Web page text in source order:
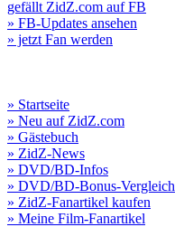
gefällt ZidZ.com auf FB
» FB-Updates ansehen
» jetzt Fan werden
» Startseite
» Neu auf ZidZ.com
» Gästebuch
» ZidZ-News
» DVD/BD-Infos
» DVD/BD-Bonus-Vergleich
» ZidZ-Fanartikel kaufen
» Meine Film-Fanartikel